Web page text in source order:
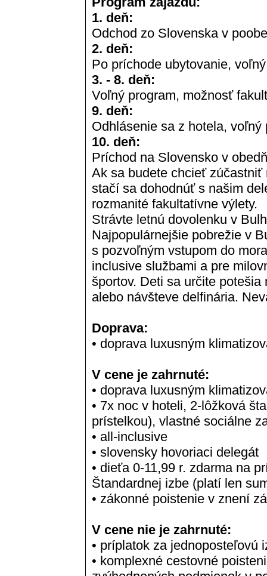
1. deň:
Odchod zo Slovenska v
2. deň:
Po príchode ubytovanie,
3. - 8. deň:
Voľný program, možnosť
9. deň:
Odhlásenie sa z hotela,
10. deň:
Príchod na Slovensko v
Ak sa budete chcieť zúčastniť
stačí sa dohodnúť s našim
rozmanité fakultatívne výlety.
Strávte letnú dovolenku v
Najpopulárnejšie pobrežie v
s pozvoľným vstupom do
inclusive službami a pre
športov. Deti sa určite
alebo návšteve delfinária.
Doprava:
• doprava luxusným
V cene je zahrnuté:
• doprava luxusným
• 7x noc v hoteli, 2-lôžková
prístelkou), vlastné sociálne
• all-inclusive
• slovensky hovoriaci delegát
• dieťa 0-11,99 r. zdarma na
Štandardnej izbe (platí len
• zákonné poistenie v znení
V cene nie je zahrnuté:
• príplatok za jednoposteľovú
• komplexné cestovné